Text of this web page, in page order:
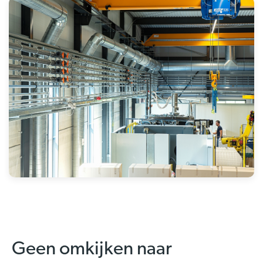
Geen omkijken naar